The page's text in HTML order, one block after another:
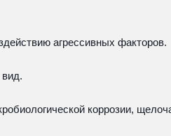
агрессивных факторов.
коррозии,